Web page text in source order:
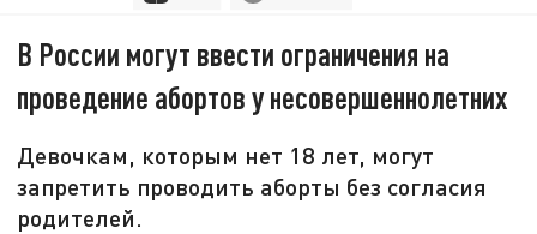
В России могут ввести ограничения на
проведение абортов у несовершеннолетних
Девочкам, которым нет 18 лет, могут
запретить проводить аборты без согласия
родителей.